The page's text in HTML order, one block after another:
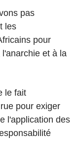
pas
les
pour
et à la
le fait
pour exiger
l'application des